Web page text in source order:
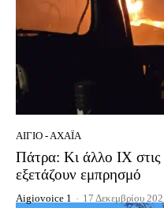
ΑΊΓΙΟ - ΑΧΑΪ́Α
Πάτρα: Κι άλλο ΙΧ
εξετάζουν εμπρησμό
Aigiovoice 1 - 17 Δεκεμβρίου